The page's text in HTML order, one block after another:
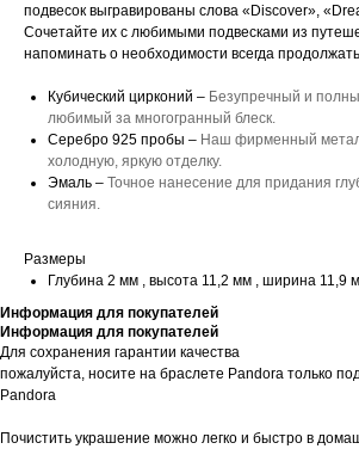
подвесок выгравированы слова «Discover»,
Сочетайте их с любимыми подвесками из
напоминать о необходимости всегда
Кубический цирконий – Безупречный и
любимый за многогранный блеск.
Серебро 925 пробы – Наш фирменный
холодную, яркую отделку.
Эмаль – Точное нанесение для придания
сияния.
Размеры
Глубина 2 мм , высота 11,2 мм , ширина 11,9
Информация для покупателей
Информация для покупателей
Для сохранения гарантии качества
пожалуйста, носите на браслете Pandora только
Pandora
Почистить украшение можно легко и быстро в